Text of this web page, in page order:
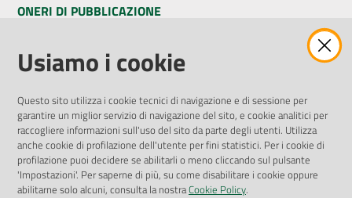
ONERI DI PUBBLICAZIONE
Amministrazione Trasparente
Pubblicità legale
Privacy Policy
Attuazione Misure PNRR
Liste di Attesa
ENTI, IMPRESE E PARTNER
Usiamo i cookie
Questo sito utilizza i cookie tecnici di navigazione e di sessione per
garantire un miglior servizio di navigazione del sito, e cookie analitici per
raccogliere informazioni sull'uso del sito da parte degli utenti. Utilizza
anche cookie di profilazione dell'utente per fini statistici. Per i cookie di
profilazione puoi decidere se abilitarli o meno cliccando sul pulsante
'Impostazioni'. Per saperne di più, su come disabilitare i cookie oppure
abilitarne solo alcuni, consulta la nostraCookie Policy.